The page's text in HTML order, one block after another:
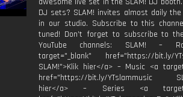
DJ sets? SLAM! invites almost daily
in our studio. Subscribe to this
tuned! Don’t forget to subscribe to
YouTube channels: SLAM! –
target="_blank" href="https://bit.ly/
SLAM!">Klik hier</a> – Music <a
href="https://bit.ly/YTslammusic
hier</a> – Series <a